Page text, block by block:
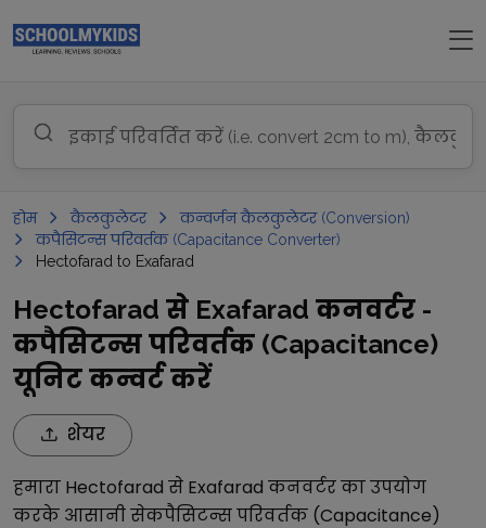
होम कैलकुलेटर
कन्वर्जन कैलकुलेटर (Conversion)
कपैसिटन्स परिवर्तक (Capacitance Converter)
Hectofarad to Exafarad
Hectofarad से Exafarad कनवर्टर -
कपैसिटन्स परिवर्तक (Capacitance)
यूनिट कन्वर्ट करें
शेयर
हमारा Hectofarad से Exafarad कनवर्टर का उपयोग
करके आसानी सेकपैसिटन्स परिवर्तक (Capacitance)